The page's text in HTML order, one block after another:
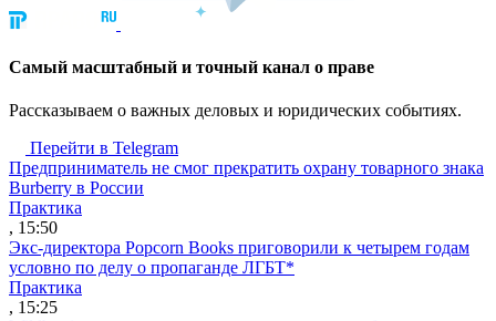
Cамый масштабный и точный канал о праве
Рассказываем о важных деловых и юридических событиях.
Перейти в Telegram
Предприниматель не смог прекратить охрану товарного знака
Burberry в России
Практика
, 15:50
Экс-директора Popcorn Books приговорили к четырем годам
условно по делу о пропаганде ЛГБТ*
Практика
, 15:25